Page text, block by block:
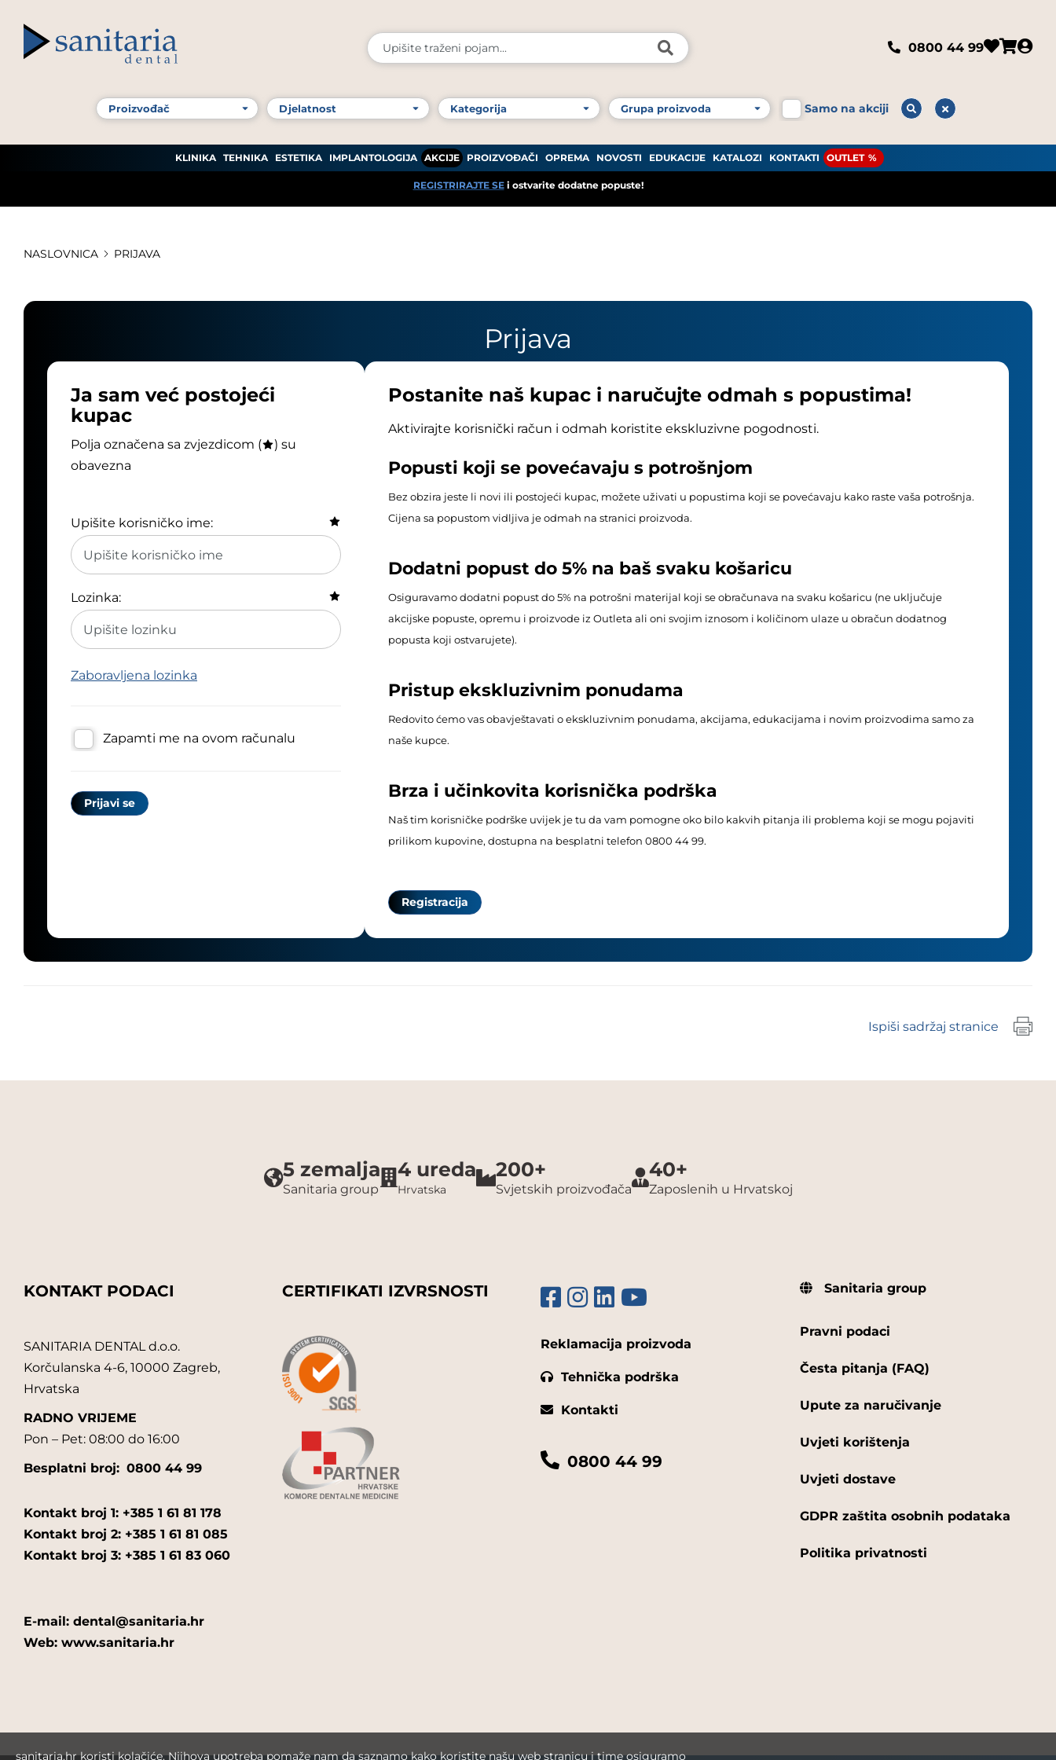
0800 44 99
Samo na akciji
KLINIKA TEHNIKA ESTETIKA IMPLANTOLOGIJA AKCIJE PROIZVOĐAČI OPREMA NOVOSTI EDUKACIJE KATALOZI KONTAKTI OUTLET
REGISTRIRAJTE SEi ostvarite dodatne popuste!
NASLOVNICA PRIJAVA
Prijava
Ja sam već postojeći
kupac
Polja označena sa zvjezdicom (
) su
obavezna
Upišite korisničko ime:
Lozinka:
Zaboravljena lozinka
Zapamti me na ovom računalu
Postanite naš kupac i naručujte odmah s popustima!
Aktivirajte korisnički račun i odmah koristite ekskluzivne pogodnosti.
Popusti koji se povećavaju s potrošnjom
Bez obzira jeste li novi ili postojeći kupac, možete uživati u popustima koji se povećavaju kako raste vaša potrošnja.
Cijena sa popustom vidljiva je odmah na stranici proizvoda.
Dodatni popust do 5% na baš svaku košaricu
Osiguravamo dodatni popust do 5% na potrošni materijal koji se obračunava na svaku košaricu (ne uključuje
akcijske popuste, opremu i proizvode iz Outleta ali oni svojim iznosom i količinom ulaze u obračun dodatnog
popusta koji ostvarujete).
Pristup ekskluzivnim ponudama
Redovito ćemo vas obavještavati o ekskluzivnim ponudama, akcijama, edukacijama i novim proizvodima samo za
naše kupce.
Brza i učinkovita korisnička podrška
Naš tim korisničke podrške uvijek je tu da vam pomogne oko bilo kakvih pitanja ili problema koji se mogu pojaviti
prilikom kupovine, dostupna na besplatni telefon 0800 44 99.
Registracija
Ispiši sadržaj stranice
5 zemalja
Sanitaria group
4 ureda
Hrvatska
200+
Svjetskih proizvođača
40+
Zaposlenih u Hrvatskoj
KONTAKT PODACI
SANITARIA DENTAL d.o.o.
Korčulanska 4-6, 10000 Zagreb,
Hrvatska
RADNO VRIJEME
Pon – Pet: 08:00 do 16:00
Besplatni broj: 0800 44 99
Kontakt broj 1: +385 1 61 81 178
Kontakt broj 2: +385 1 61 81 085
Kontakt broj 3: +385 1 61 83 060
E-mail: dental@sanitaria.hr
Web: www.sanitaria.hr
CERTIFIKATI IZVRSNOSTI
Reklamacija proizvoda
Tehnička podrška
Kontakti
0800 44 99
Sanitaria group
Pravni podaci
Česta pitanja (FAQ)
Upute za naručivanje
Uvjeti korištenja
Uvjeti dostave
GDPR zaštita osobnih podataka
Politika privatnosti
sanitaria.hr koristi kolačiće. Njihova upotreba pomaže nam da saznamo kako koristite našu web stranicu i time osiguramo